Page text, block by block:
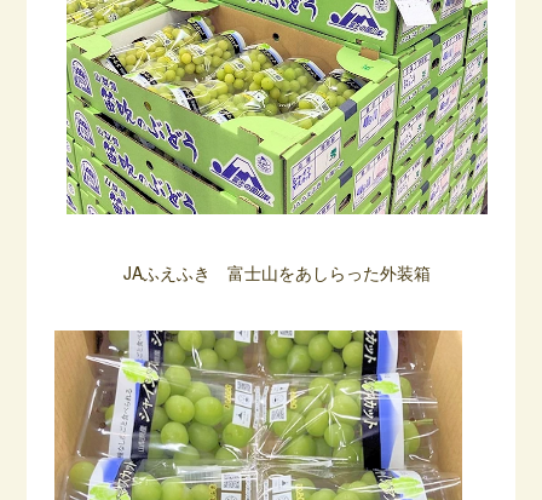
JAふえふき 富士山をあしらった外装箱